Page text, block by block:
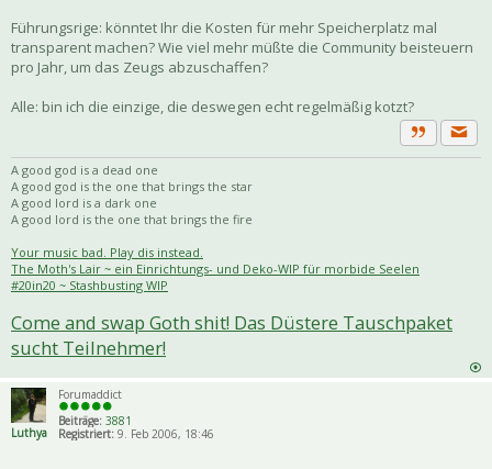
Führungsrige: könntet Ihr die Kosten für mehr Speicherplatz mal
transparent machen? Wie viel mehr müßte die Community beisteuern
pro Jahr, um das Zeugs abzuschaffen?
Alle: bin ich die einzige, die deswegen echt regelmäßig kotzt?
Zitat
A good god is a dead one
A good god is the one that brings the star
A good lord is a dark one
A good lord is the one that brings the fire
Your music bad. Play dis instead.
The Moth's Lair ~ ein Einrichtungs- und Deko-WIP für morbide Seelen
#20in20 ~ Stashbusting WIP
Come and swap Goth shit! Das Düstere Tauschpaket
sucht Teilnehmer!
Luthya
Forumaddict
Beiträge: 3881
Registriert: 9. Feb 2006, 18:46